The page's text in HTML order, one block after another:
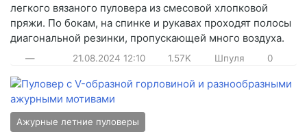
легкого вязаного пуловера из смесовой хлопковой
пряжи. По бокам, на спинке и рукавах проходят полосы
диагональной резинки, пропускающей много воздуха.
— 21.08.2024 12:10 1.57K Шпуля 0
Ажурные летние пуловеры